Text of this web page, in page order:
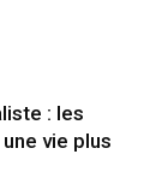
: les
vie plus